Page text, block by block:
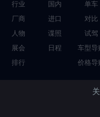
行业
厂商
人物
展会
排行
国内
进口
谍照
日程
单车
对比
试驾
车型导
价格导